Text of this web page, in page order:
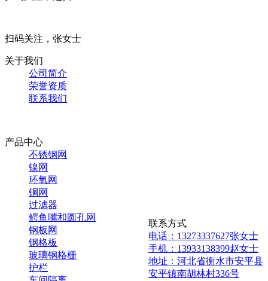
扫码关注，张女士
关于我们
公司简介
荣誉资质
联系我们
产品中心
不锈钢网
镍网
环氧网
铜网
过滤器
鳄鱼嘴和圆孔网
钢板网
钢格板
玻璃钢格栅
护栏
联系方式
电话：13273337627张女士
手机：13933138399赵女士
地址：河北省衡水市安平县
安平镇南胡林村336号